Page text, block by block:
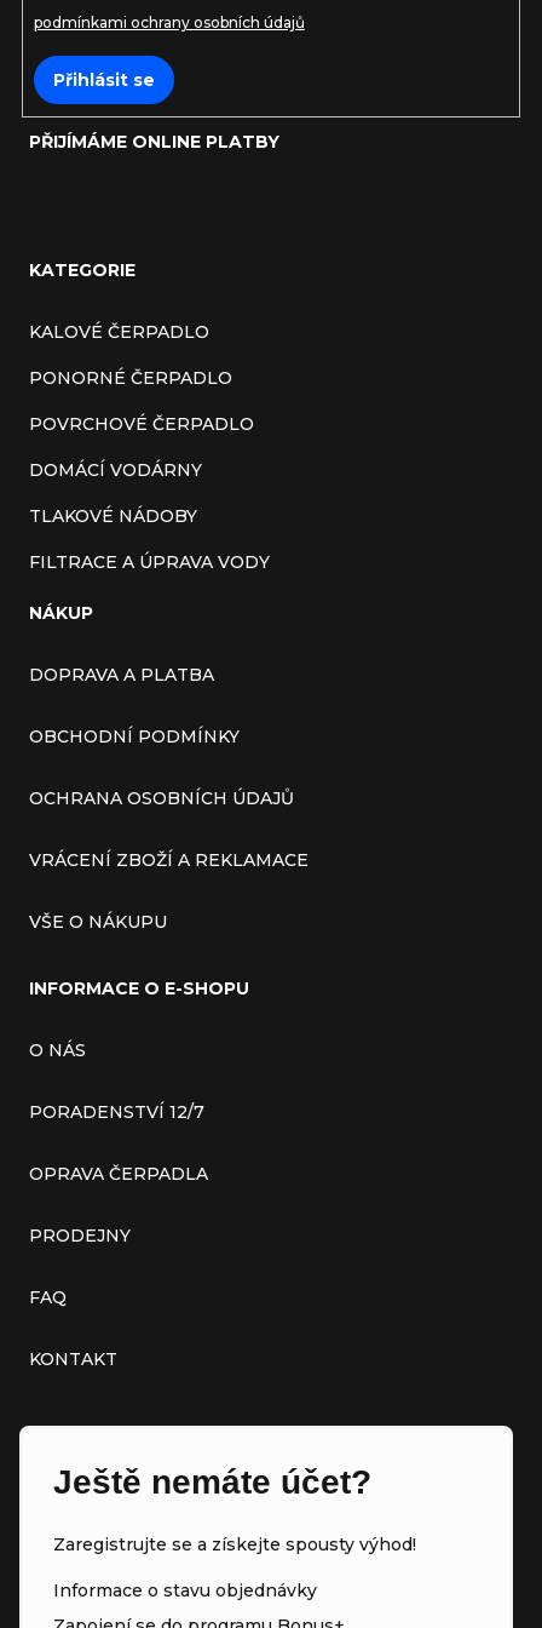
podmínkami ochrany osobních údajů
Přihlásit se
PŘIJÍMÁME ONLINE PLATBY
KATEGORIE
KALOVÉ ČERPADLO
PONORNÉ ČERPADLO
POVRCHOVÉ ČERPADLO
DOMÁCÍ VODÁRNY
TLAKOVÉ NÁDOBY
FILTRACE A ÚPRAVA VODY
NÁKUP
DOPRAVA A PLATBA
OBCHODNÍ PODMÍNKY
OCHRANA OSOBNÍCH ÚDAJŮ
VRÁCENÍ ZBOŽÍ A REKLAMACE
VŠE O NÁKUPU
INFORMACE O E-SHOPU
O NÁS
PORADENSTVÍ 12/7
OPRAVA ČERPADLA
PRODEJNY
FAQ
KONTAKT
Ještě nemáte účet?
Zaregistrujte se a získejte spousty výhod!
Informace o stavu objednávky